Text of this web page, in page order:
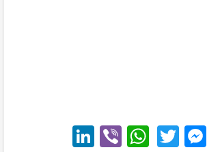
Messenger